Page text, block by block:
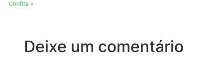
Confira »
Deixe um comentário